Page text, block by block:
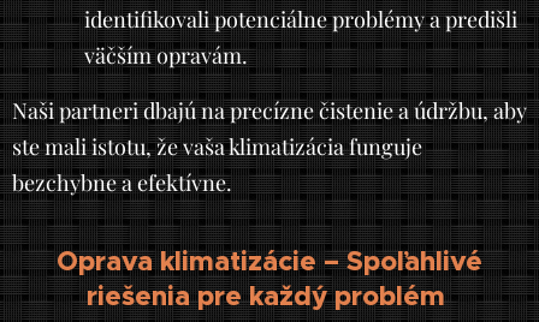
identifikovali potenciálne problémy a predišli
väčším opravám.
Naši partneri dbajú na precízne čistenie a údržbu, aby
ste mali istotu, že vaša klimatizácia funguje
bezchybne a efektívne.
Oprava klimatizácie – Spoľahlivé
riešenia pre každý problém